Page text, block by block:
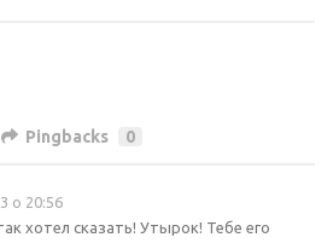
Pingbacks 0
о 20:56
хотел сказать! Утырок! Тебе его